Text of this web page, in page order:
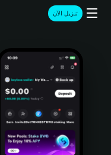
تنزيل الآن